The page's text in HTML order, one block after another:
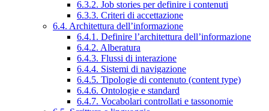
6.3.2. Job stories per definire i contenuti
6.3.3. Criteri di accettazione
6.4. Architettura dell’informazione
6.4.1. Definire l’architettura dell’informazione
6.4.2. Alberatura
6.4.3. Flussi di interazione
6.4.4. Sistemi di navigazione
6.4.5. Tipologie di contenuto (content type)
6.4.6. Ontologie e standard
6.4.7. Vocabolari controllati e tassonomie